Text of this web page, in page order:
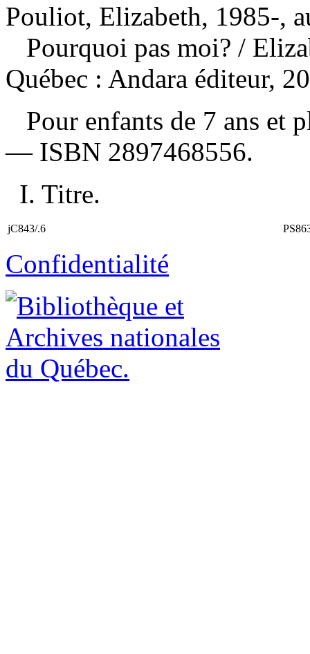
Pouliot, Elizabeth, 1985-,
Pourquoi pas moi? /
Québec : Andara éditeur,
Pour enfants de 7 ans et
— ISBN 2897468556.
I. Titre.
jC843/.6
Confidentialité